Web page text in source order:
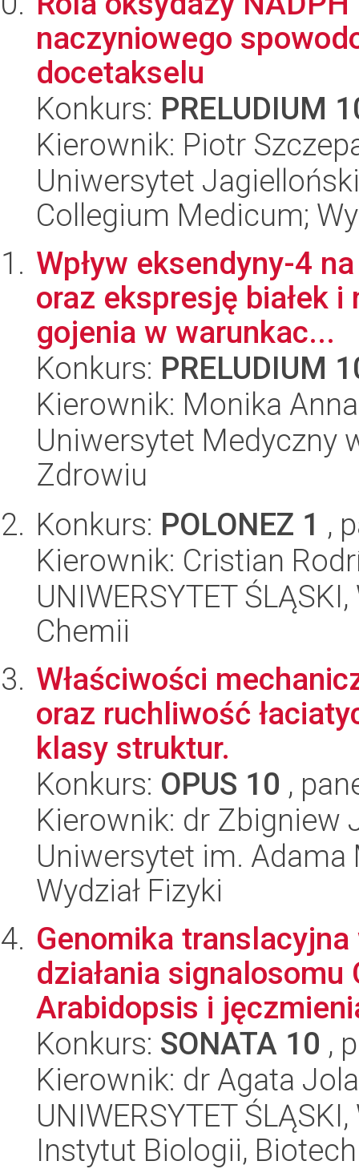
naczyniowego
docetakselu
Konkurs: PRELUDIUM
Kierownik: Piotr
Uniwersytet
Collegium Medicum;
Wpływ eksendyny-4
oraz ekspresję białek
gojenia w warunkac...
Konkurs: PRELUDIUM
Kierownik: Monika
Uniwersytet Medyczny
Zdrowiu
Konkurs: POLONEZ 1 ,
Kierownik: Cristian
UNIWERSYTET
Chemii
Właściwości
oraz ruchliwość
klasy struktur.
Konkurs: OPUS 10 ,
Kierownik: dr Zbigniew
Uniwersytet im.
Wydział Fizyki
Genomika
działania
Arabidopsis i
Konkurs: SONATA 10 ,
Kierownik: dr Agata
UNIWERSYTET
Instytut Biologii,